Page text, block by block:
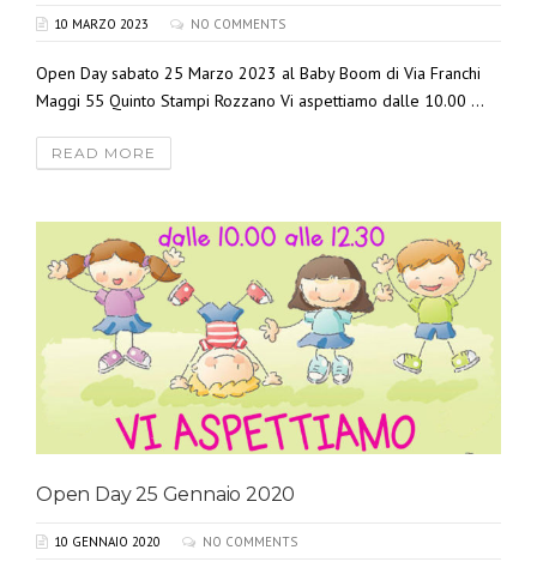
10 MARZO 2023 NO COMMENTS
Open Day sabato 25 Marzo 2023 al Baby Boom di Via Franchi
Maggi 55 Quinto Stampi Rozzano Vi aspettiamo dalle 10.00 ...
READ MORE
Open Day 25 Gennaio 2020
10 GENNAIO 2020 NO COMMENTS